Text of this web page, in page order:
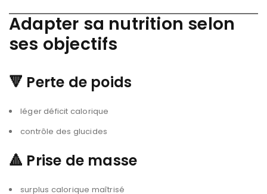
Adapter sa nutrition selon
ses objectifs
🔻 Perte de poids
léger déficit calorique
contrôle des glucides
🔺 Prise de masse
surplus calorique maîtrisé